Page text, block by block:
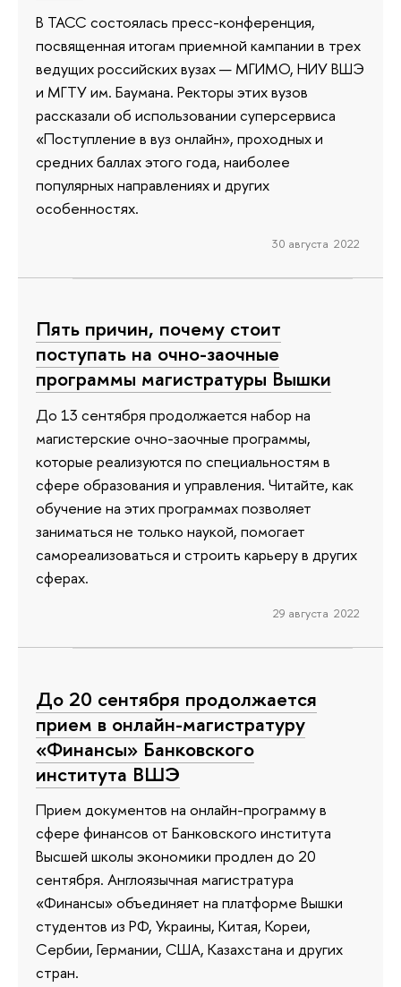
В ТАСС состоялась пресс-конференция,
посвященная итогам приемной кампании в трех
ведущих российских вузах — МГИМО, НИУ ВШЭ
и МГТУ им. Баумана. Ректоры этих вузов
рассказали об использовании суперсервиса
«Поступление в вуз онлайн», проходных и
средних баллах этого года, наиболее
популярных направлениях и других
особенностях.
30 августа 2022
Пять причин, почему стоит
поступать на очно-заочные
программы магистратуры Вышки
До 13 сентября продолжается набор на
магистерские очно-заочные программы,
которые реализуются по специальностям в
сфере образования и управления. Читайте, как
обучение на этих программах позволяет
заниматься не только наукой, помогает
самореализоваться и строить карьеру в других
сферах.
29 августа 2022
До 20 сентября продолжается
прием в онлайн-магистратуру
«Финансы» Банковского
института ВШЭ
Прием документов на онлайн-программу в
сфере финансов от Банковского института
Высшей школы экономики продлен до 20
сентября. Англоязычная магистратура
«Финансы» объединяет на платформе Вышки
студентов из РФ, Украины, Китая, Кореи,
Сербии, Германии, США, Казахстана и других
стран.